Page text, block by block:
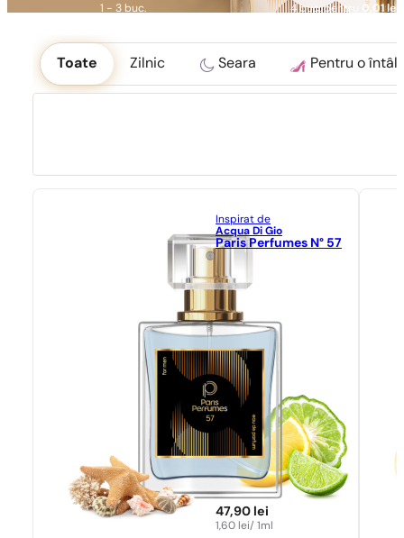
1 - 3 buc. 4 buc. pentru 0,01 lei!
Okoliczność
Toate Zilnic Seara Pentru o
Inspirat de
Acqua Di Gio
Paris Perfumes N° 57
47,90 lei
1,60 lei/ 1ml